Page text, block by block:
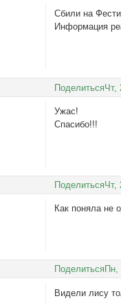
Сбили на
Информация
ПоделитьсяЧт,
Ужас!
Спасибо!!!
ПоделитьсяЧт,
Как поняла не
ПоделитьсяПн,
Видели лису